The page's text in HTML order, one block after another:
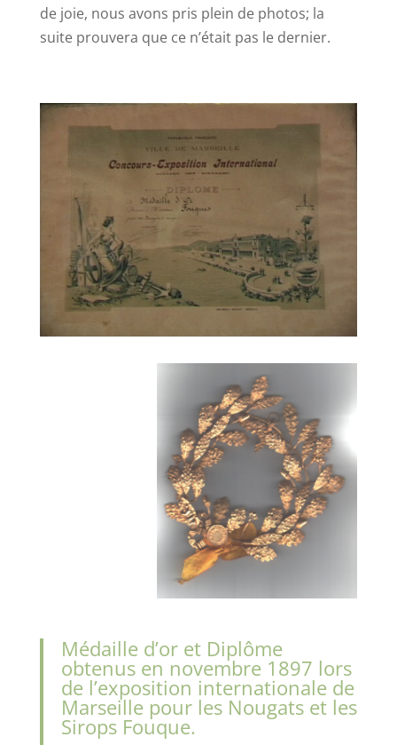
de joie, nous avons pris plein de photos; la
suite prouvera que ce n’était pas le dernier.
Médaille d’or et Diplôme
obtenus en novembre 1897 lors
de l’exposition internationale de
Marseille pour les Nougats et les
Sirops Fouque.